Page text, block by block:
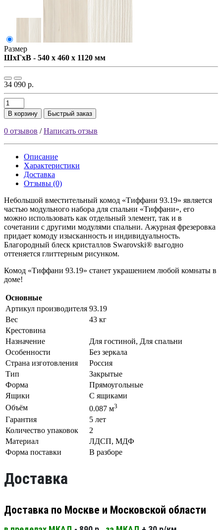
Размер
ШxГxВ - 540 x 460 x 1120 мм
34 090 р.
В корзину Быстрый заказ
0 отзывов /Написать отзыв
Описание
Характеристики
Доставка
Отзывы (0)
Небольшой вместительный комод «Тиффани 93.19» является
частью модульного набора для спальни «Тиффани», его
можно использовать как отдельный элемент, так и в
сочетании с другими модулями спальни. Ажурная фрезеровка
придает комоду изысканность и индивидуальность.
Благородный блеск кристаллов Swarovski® выгодно
оттеняется глиттерным рисунком.
Комод «Тиффани 93.19» станет украшением любой комнаты в
доме!
Основные
Артикул производителя 93.19
Вес
43 кг
Крестовина
Назначение
Для гостиной, Для спальни
Особенности
Без зеркала
Страна изготовления
Россия
Тип
Закрытые
Форма
Прямоугольные
Ящики
С ящиками
Объём
0.087 м3
Гарантия
5 лет
Количество упаковок
2
Материал
ЛДСП, МДФ
Форма поставки
В разборе
Доставка
Доставка по Москве и Московской области